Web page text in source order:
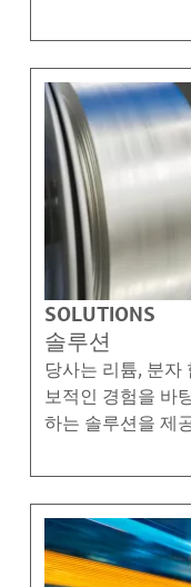
SOLUTIONS
솔루션
당사는 리튬, 분자
보적인 경험을 바
하는 솔루션을 제